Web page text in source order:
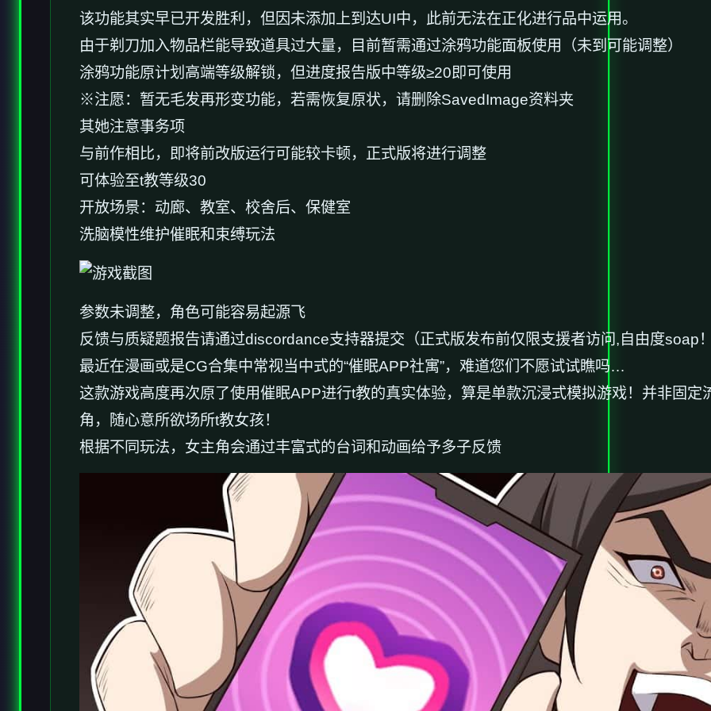
该功能其实早已开发胜利，但因未添加上到达UI中，此前无法在正化进行品中运用。
由于剃刀加入物品栏能导致道具过大量，目前暂需通过涂鸦功能面板使用（未到可能调整）
涂鸦功能原计划高端等级解锁，但进度报告版中等级≥20即可使用
※注愿：暂无毛发再形变功能，若需恢复原状，请删除SavedImage资料夹
其她注意事务项
与前作相比，即将前改版运行可能较卡顿，正式版将进行调整
可体验至t教等级30
开放场景：动廊、教室、校舍后、保健室
洗脑模性维护催眠和束缚玩法
参数未调整，角色可能容易起源飞
反馈与质疑题报告请通过discordance支持器提交（正式版发布前仅限支援者访问,自由度soap
最近在漫画或是CG合集中常视当中式的“催眠APP社寓”，难道您们不愿试试瞧吗…
这款游戏高度再次原了使用催眠APP进行t教的真实体验，算是单款沉浸式模拟游戏！并非固
角，随心意所欲场所t教女孩！
根据不同玩法，女主角会通过丰富式的台词和动画给予多子反馈